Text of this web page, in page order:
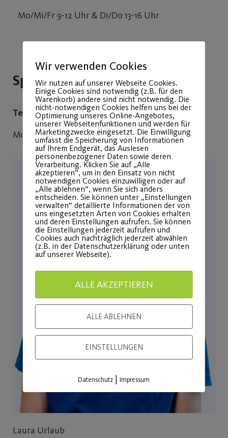
Mo/Mi/Fr 9-12 Uhr & Di/Do 13-16 Uhr
Sportbüro
Telefonzeiten:
Mo/Mi/Fr 9-12 Uhr & Di/Do 13-16 Uhr
Laura Urlaub
Wir verwenden Cookies
Wir nutzen auf unserer Webseite Cookies.
Einige Cookies sind notwendig (z.B. für den
Warenkorb) andere sind nicht notwendig. Die
nicht-notwendigen Cookies helfen uns bei der
Optimierung unseres Online-Angebotes,
unserer Webseitenfunktionen und werden für
Marketingzwecke eingesetzt. Die Einwilligung
umfasst die Speicherung von Informationen
auf Ihrem Endgerät, das Auslesen
personenbezogener Daten sowie deren
Verarbeitung. Klicken Sie auf „Alle
akzeptieren“, um in den Einsatz von nicht
notwendigen Cookies einzuwilligen oder auf
„Alle ablehnen“, wenn Sie sich anders
entscheiden. Sie können unter „Einstellungen
verwalten“ detaillierte Informationen der von
uns eingesetzten Arten von Cookies erhalten
und deren Einstellungen aufrufen. Sie können
die Einstellungen jederzeit aufrufen und
Cookies auch nachträglich jederzeit abwählen
(z.B. in der Datenschutzerklärung oder unten
auf unserer Webseite).
ALLE AKZEPTIEREN
ALLE ABLEHNEN
EINSTELLUNGEN
Datenschutz |Impressum